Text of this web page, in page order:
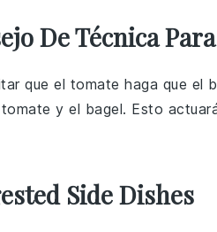
De Técnica
que el tomate haga que el
tomate y el bagel. Esto
Side Dishes